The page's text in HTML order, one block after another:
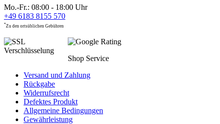
Mo.-Fr.: 08:00 - 18:00 Uhr
+49 6183 8155 570
*Zu den ortsüblichen Gebühren
Shop Service
Versand und Zahlung
Rückgabe
Widerrufsrecht
Defektes Produkt
Allgemeine Bedingungen
Gewährleistung